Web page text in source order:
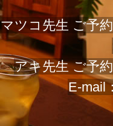
マツコ先生 ご予
アキ先生 ご予
E-